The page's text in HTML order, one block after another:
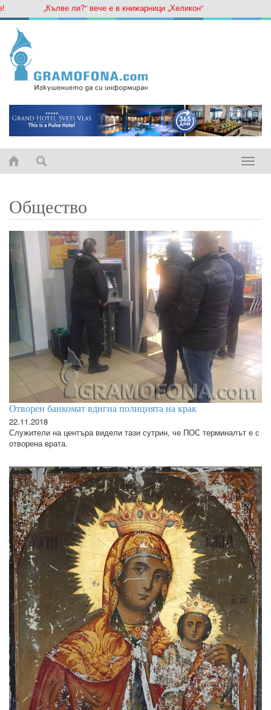
„Кълве ли?“ вече е в книжарници „Хеликон“
Toggle
Общество
Отворен банкомат вдигна полицията на крак
22.11.2018
Служители на центъра видели тази сутрин, че ПОС терминалът е с
отворена врата.